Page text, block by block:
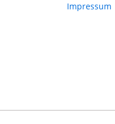
Impressum